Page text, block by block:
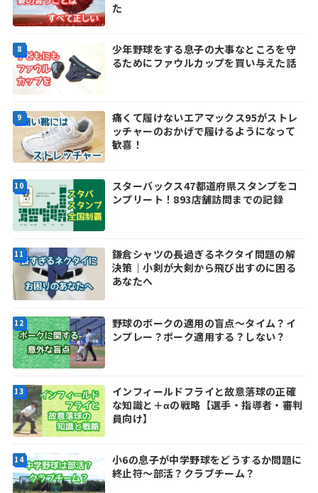
た
少年野球をする息子の大事なところを守
るためにファウルカップを買い与えた話
痛くて履けないエアマックス95がストレ
ッチャーのおかげで履けるようになって
歓喜！
スターバックス47都道府県スタンプをコ
ンプリート！893店舗訪問までの記録
鎌倉シャツの長過ぎるネクタイ問題の解
決策｜小剣が大剣から飛び出すのに困る
あなたへ
野球のボークの適用の盲点～タイム？イ
ンプレー？ボーク適用する？しない？
インフィールドフライと故意落球の正確
な知識と＋αの戦略【選手・指導者・審判
員向け】
小6の息子が中学野球をどうするか問題に
終止符～部活？クラブチーム？